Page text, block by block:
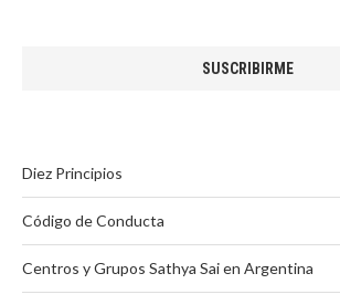
Diez Principios
Código de Conducta
Centros y Grupos Sathya Sai en Argentina